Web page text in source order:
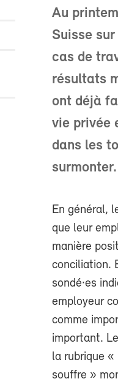
Au
Suisse
cas de
résultats
ont déjà
vie privée
dans les
surmonter.
En général,
que leur
manière
conciliation.
sondé·es
employeur
comme
important.
la rubrique
souffre »